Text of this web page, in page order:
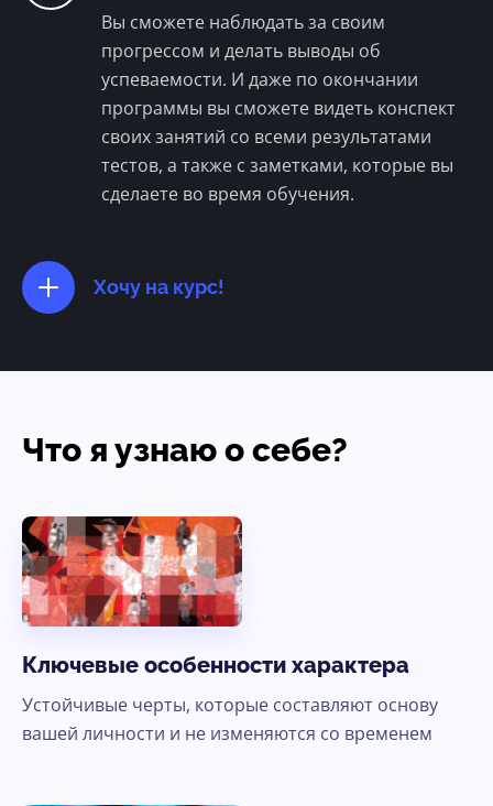
Вы сможете наблюдать за своим
прогрессом и делать выводы об
успеваемости. И даже по окончании
программы вы сможете видеть конспект
своих занятий со всеми результатами
тестов, а также с заметками, которые вы
сделаете во время обучения.
Хочу на курс!
Что я узнаю о себе?
Ключевые особенности характера
Устойчивые черты, которые составляют основу
вашей личности и не изменяются со временем